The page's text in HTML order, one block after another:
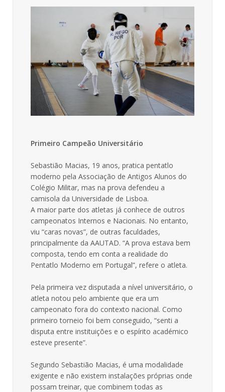
Primeiro Campeão Universitário
Sebastião Macias, 19 anos, pratica pentatlo
moderno pela Associação de Antigos Alunos do
Colégio Militar, mas na prova defendeu a
camisola da Universidade de Lisboa.
A maior parte dos atletas já conhece de outros
campeonatos Internos e Nacionais. No entanto,
viu “caras novas”, de outras faculdades,
principalmente da AAUTAD. “A prova estava bem
composta, tendo em conta a realidade do
Pentatlo Moderno em Portugal”, refere o atleta.
Pela primeira vez disputada a nível universitário, o
atleta notou pelo ambiente que era um
campeonato fora do contexto nacional. Como
primeiro torneio foi bem conseguido, “senti a
disputa entre instituições e o espírito académico
esteve presente”.
Segundo Sebastião Macias, é uma modalidade
exigente e não existem instalações próprias onde
possam treinar, que combinem todas as